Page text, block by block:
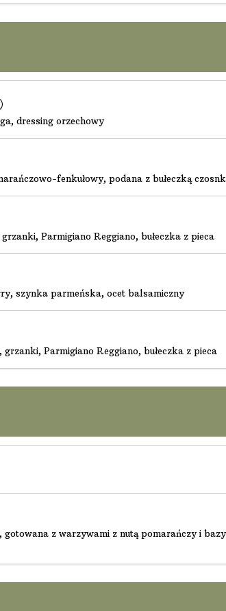
dressing orzechowy
fenkułowy, podana z bułeczką
Parmigiano Reggiano, bułeczka z pieca
szynka parmeńska, ocet balsamiczny
Parmigiano Reggiano, bułeczka z pieca
z warzywami z nutą pomarańczy i